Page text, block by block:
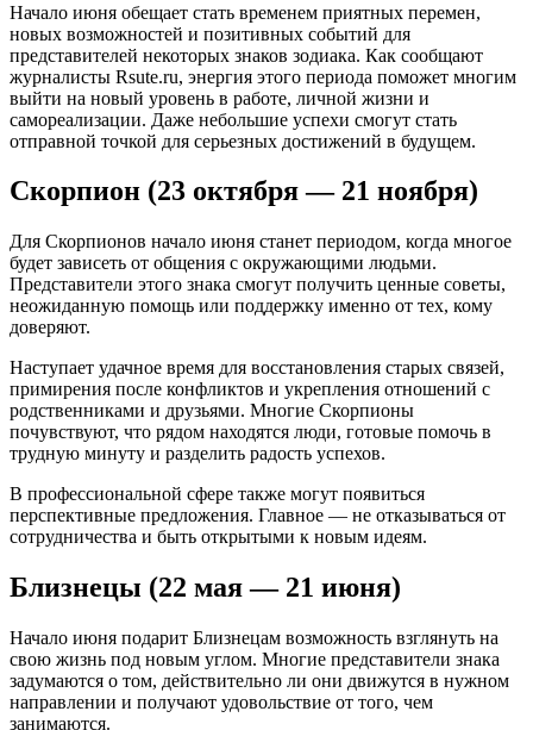
Начало июня обещает стать временем приятных перемен,
новых возможностей и позитивных событий для
представителей некоторых знаков зодиака. Как сообщают
журналисты Rsute.ru, энергия этого периода поможет многим
выйти на новый уровень в работе, личной жизни и
самореализации. Даже небольшие успехи смогут стать
отправной точкой для серьезных достижений в будущем.
Скорпион (23 октября — 21 ноября)
Для Скорпионов начало июня станет периодом, когда многое
будет зависеть от общения с окружающими людьми.
Представители этого знака смогут получить ценные советы,
неожиданную помощь или поддержку именно от тех, кому
доверяют.
Наступает удачное время для восстановления старых связей,
примирения после конфликтов и укрепления отношений с
родственниками и друзьями. Многие Скорпионы
почувствуют, что рядом находятся люди, готовые помочь в
трудную минуту и разделить радость успехов.
В профессиональной сфере также могут появиться
перспективные предложения. Главное — не отказываться от
сотрудничества и быть открытыми к новым идеям.
Близнецы (22 мая — 21 июня)
Начало июня подарит Близнецам возможность взглянуть на
свою жизнь под новым углом. Многие представители знака
задумаются о том, действительно ли они движутся в нужном
направлении и получают удовольствие от того, чем
занимаются.